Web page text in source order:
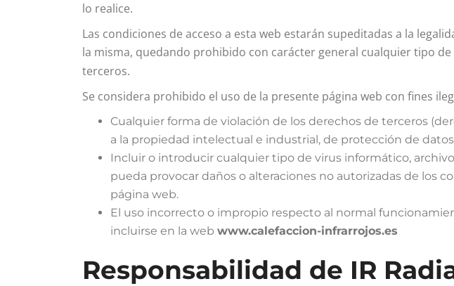
lo realice.
Las condiciones de acceso a esta web estarán supeditadas a la
la misma, quedando prohibido con carácter general cualquier tipo
terceros.
Se considera prohibido el uso de la presente página web con fines
Cualquier forma de violación de los derechos de terceros
a la propiedad intelectual e industrial, de protección de
Incluir o introducir cualquier tipo de virus informático,
pueda provocar daños o alteraciones no autorizadas de los
página web.
El uso incorrecto o impropio respecto al normal
incluirse en la web www.calefaccion-infrarrojos.es
Responsabilidad de IR